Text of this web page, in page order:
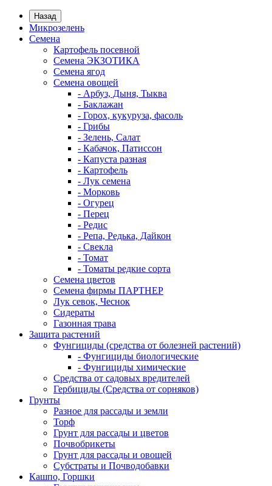
Назад
Микрозелень
Семена
Картофель посевной
Семена ЭКЗОТИКА
Семена ягод
Семена овощей
- Арбуз, Дыня, Тыква
- Баклажан
- Горох, кукуруза, фасоль
- Грибы
- Зелень, Салат
- Кабачок, Патиссон
- Капуста разная
- Картофель
- Лук семена
- Морковь
- Огурец
- Перец
- Редис
- Репа, Редька, Дайкон
- Свекла
- Томат
- Томаты редкие сорта
Семена цветов
Семена фирмы ПАРТНЕР
Лук севок, Чеснок
Сидераты
Газонная трава
Защита растений
Фунгициды (средства от болезней растений)
- Фунгициды биологические
- Фунгициды химические
Средства от садовых вредителей
Гербициды (Средства от сорняков)
Грунты
Разное для рассады и земли
Торф
Грунт для рассады и цветов
Почвобрикеты
Грунт для рассады и овощей
Субстраты и Почводобавки
Кашпо, Горшки